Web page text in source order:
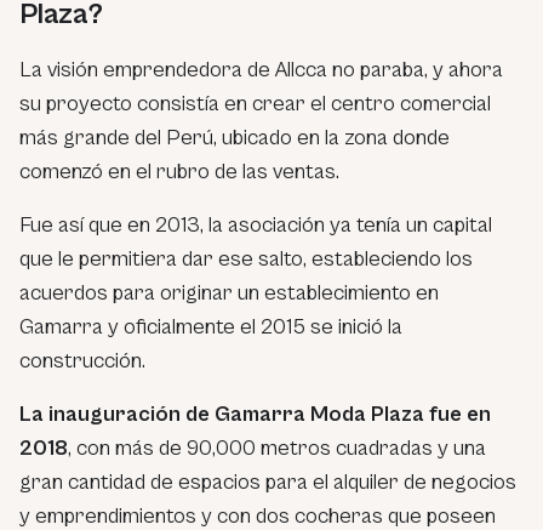
Plaza?
La visión emprendedora de Allcca no paraba, y ahora
su proyecto consistía en crear el centro comercial
más grande del Perú, ubicado en la zona donde
comenzó en el rubro de las ventas.
Fue así que en 2013, la asociación ya tenía un capital
que le permitiera dar ese salto, estableciendo los
acuerdos para originar un establecimiento en
Gamarra y oficialmente el 2015 se inició la
construcción.
La inauguración de Gamarra Moda Plaza fue en
2018, con más de 90,000 metros cuadradas y una
gran cantidad de espacios para el alquiler de negocios
y emprendimientos y con dos cocheras que poseen